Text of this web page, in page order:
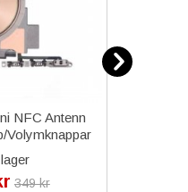
NFC Antenn
Volymknappar
349 kr